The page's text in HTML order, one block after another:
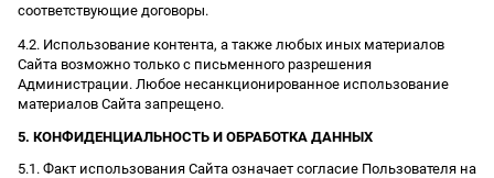
соответствующие договоры.
4.2. Использование контента, а также любых иных материалов
Сайта возможно только с письменного разрешения
Администрации. Любое несанкционированное использование
материалов Сайта запрещено.
5. КОНФИДЕНЦИАЛЬНОСТЬ И ОБРАБОТКА ДАННЫХ
5.1. Факт использования Сайта означает согласие Пользователя на